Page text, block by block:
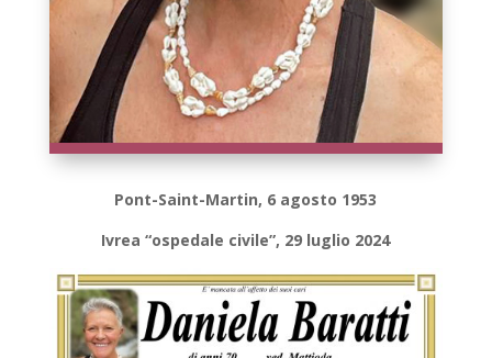
Pont-Saint-Martin, 6 agosto 1953
Ivrea “ospedale civile”, 29 luglio 2024